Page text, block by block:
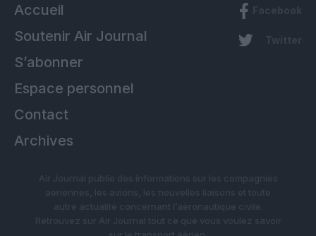
Accueil
Soutenir Air Journal
S’abonner
Espace personnel
Contact
Archives